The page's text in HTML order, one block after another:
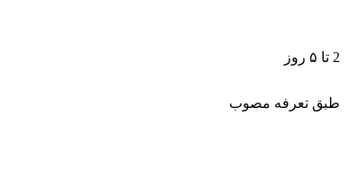
2 تا ۵ روز
طبق تعرفه مصوب